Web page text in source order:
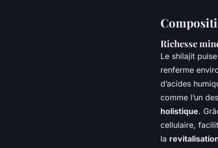
Richesse
Le shilajit
renferme
d’acides
comme l’un des
holistique.
cellulaire,
la